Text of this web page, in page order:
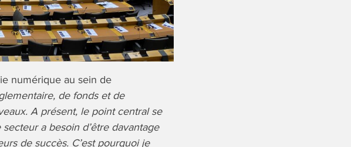
numérique au sein de
de fonds et de
A présent, le point central se
a besoin d’être davantage
de succès. C’est pourquoi je